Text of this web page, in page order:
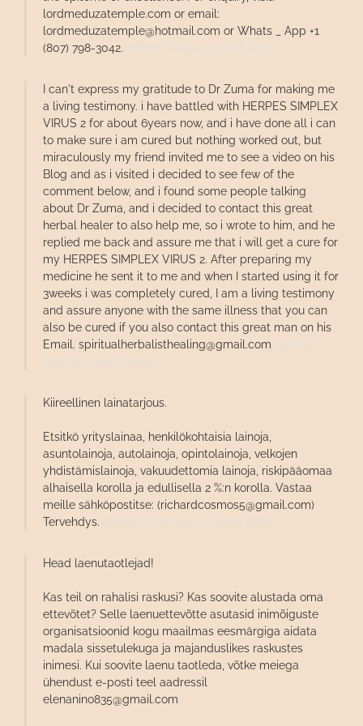
lordmeduzatemple.com or email:
lordmeduzatemple@hotmail.com or Whats _ App +1
(807) 798-3042.
I can't express my gratitude to Dr Zuma for making me
a living testimony. i have battled with HERPES SIMPLEX
VIRUS 2 for about 6years now, and i have done all i can
to make sure i am cured but nothing worked out, but
miraculously my friend invited me to see a video on his
Blog and as i visited i decided to see few of the
comment below, and i found some people talking
about Dr Zuma, and i decided to contact this great
herbal healer to also help me, so i wrote to him, and he
replied me back and assure me that i will get a cure for
my HERPES SIMPLEX VIRUS 2. After preparing my
medicine he sent it to me and when I started using it for
3weeks i was completely cured, I am a living testimony
and assure anyone with the same illness that you can
also be cured if you also contact this great man on his
Email. spiritualherbalisthealing@gmail.com
Kiireellinen lainatarjous.
Etsitkö yrityslainaa, henkilökohtaisia ​​lainoja,
asuntolainoja, autolainoja, opintolainoja, velkojen
yhdistämislainoja, vakuudettomia lainoja, riskipääomaa
alhaisella korolla ja edullisella 2 %:n korolla. Vastaa
meille sähköpostitse: (richardcosmos5@gmail.com)
Tervehdys.
Head laenutaotlejad!
Kas teil on rahalisi raskusi? Kas soovite alustada oma
ettevõtet? Selle laenuettevõtte asutasid inimõiguste
organisatsioonid kogu maailmas eesmärgiga aidata
madala sissetulekuga ja majanduslikes raskustes
inimesi. Kui soovite laenu taotleda, võtke meiega
ühendust e-posti teel aadressil
elenanino835@gmail.com